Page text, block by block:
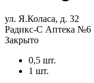
ул. Я.Коласа, д. 32
Радикс-С Аптека №6
Закрыто
0,5 шт.
1 шт.